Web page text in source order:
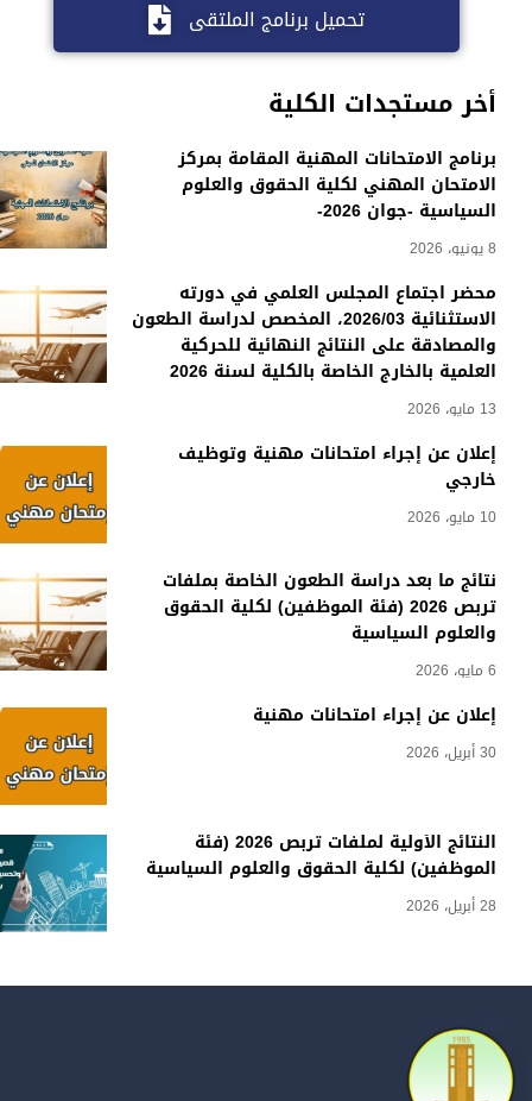
أخر مستجدات الكلية
برنامج الامتحانات المهنية المقامة بمركز
الامتحان المهني لكلية الحقوق والعلوم
السياسية -جوان 2026-
محضر اجتماع المجلس العلمي في دورته
الاستثنائية 2026/03، المخصص لدراسة الطعون
والمصادقة على النتائج النهائية للحركية
العلمية بالخارج الخاصة بالكلية لسنة 2026
13 مايو، 2026
إعلان عن إجراء امتحانات مهنية وتوظيف
خارجي
10 مايو، 2026
نتائج ما بعد دراسة الطعون الخاصة بملفات
تربص 2026 (فئة الموظفين) لكلية الحقوق
والعلوم السياسية
إعلان عن إجراء امتحانات مهنية
30 أبريل، 2026
النتائج الأولية لملفات تربص 2026 (فئة
الموظفين) لكلية الحقوق والعلوم السياسية
28 أبريل، 2026
تحميل برنامج الملتقى